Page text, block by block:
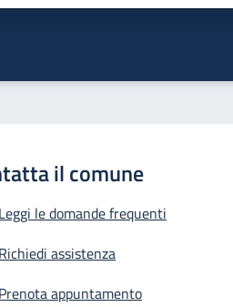
il comune
Leggi le domande frequenti
Richiedi assistenza
Prenota appuntamento